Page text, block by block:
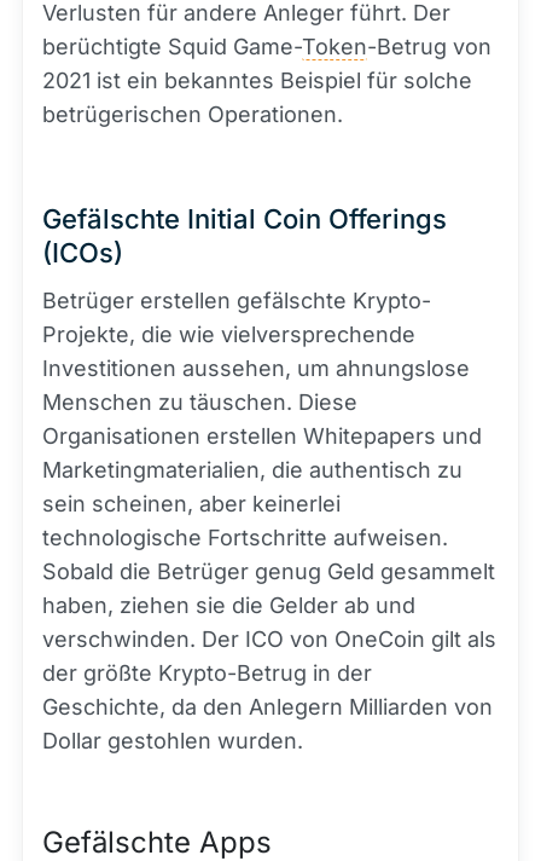
Verlusten für andere Anleger führt. Der
berüchtigte Squid Game-Token-Betrug von
2021 ist ein bekanntes Beispiel für solche
betrügerischen Operationen.
Gefälschte Initial Coin Offerings
(ICOs)
Betrüger erstellen gefälschte Krypto-
Projekte, die wie vielversprechende
Investitionen aussehen, um ahnungslose
Menschen zu täuschen. Diese
Organisationen erstellen Whitepapers und
Marketingmaterialien, die authentisch zu
sein scheinen, aber keinerlei
technologische Fortschritte aufweisen.
Sobald die Betrüger genug Geld gesammelt
haben, ziehen sie die Gelder ab und
verschwinden. Der ICO von OneCoin gilt als
der größte Krypto-Betrug in der
Geschichte, da den Anlegern Milliarden von
Dollar gestohlen wurden.
Gefälschte Apps